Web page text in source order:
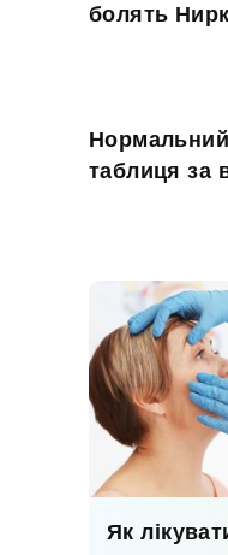
болять
таблиця за
Як